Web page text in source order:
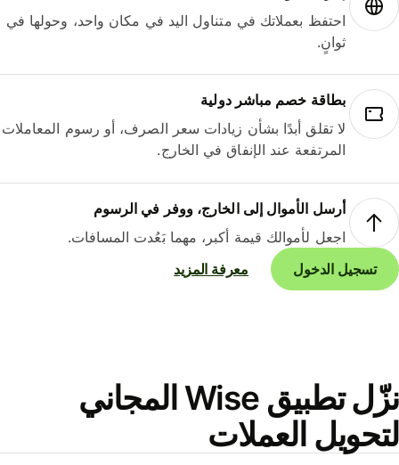
احتفظ بعملاتك في متناول اليد في مكان واحد، وحولها في
ثوانٍ.
بطاقة خصم مباشر دولية
لا تقلق أبدًا بشأن زيادات سعر الصرف، أو رسوم المعاملات
المرتفعة عند الإنفاق في الخارج.
أرسل الأموال إلى الخارج، ووفر في الرسوم
اجعل لأموالك قيمة أكبر، مهما بَعُدت المسافات.
تسجيل الدخول
معرفة المزيد
نزّل تطبيق Wise المجاني
العملات